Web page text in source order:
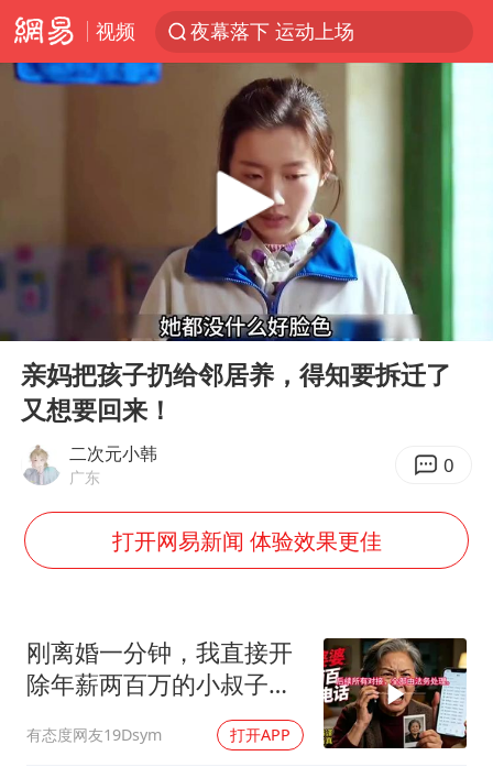
视频
夜幕落下 运动上场
美国将对多晶硅衍生品加征15%关税
改名后的“青海拉面”店
勒沃库森U17主帅盛赞赵松源
台军“汉光秀”开场闹剧多
段绚竞因公牺牲 年仅44岁
女子开一天一夜空调后二氧化碳中毒
“空调24小时开着更省电”不实
男子结婚8年3个女儿均非亲生
公司“上四休三”但要降薪1000元
47岁妈妈突然产女 26岁女儿：很震惊
如何把百年大党建设得更加坚强有力？
Play
03:07
亲妈把孩子扔给邻居养，得知要拆迁了
又想要回来！
二次元小韩
广东 0
打开网易新闻 体验效果更佳
刚离婚一分钟，我直接开
除年薪两百万的小叔子，
有态度网友19Dsym 打开APP